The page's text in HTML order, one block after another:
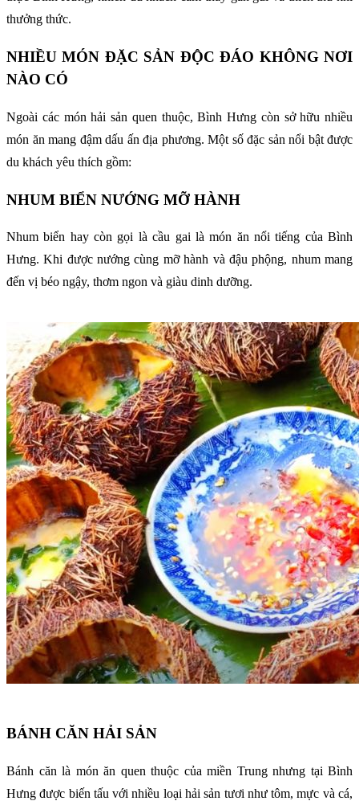
thưởng thức.
NHIỀU MÓN ĐẶC SẢN ĐỘC ĐÁO KHÔNG NƠI
NÀO CÓ
Ngoài các món hải sản quen thuộc, Bình Hưng còn sở hữu nhiều
món ăn mang đậm dấu ấn địa phương. Một số đặc sản nổi bật được
du khách yêu thích gồm:
NHUM BIỂN NƯỚNG MỠ HÀNH
Nhum biển hay còn gọi là cầu gai là món ăn nổi tiếng của Bình
Hưng. Khi được nướng cùng mỡ hành và đậu phộng, nhum mang
đến vị béo ngậy, thơm ngon và giàu dinh dưỡng.
BÁNH CĂN HẢI SẢN
Bánh căn là món ăn quen thuộc của miền Trung nhưng tại Bình
Hưng được biến tấu với nhiều loại hải sản tươi như tôm, mực và cá,